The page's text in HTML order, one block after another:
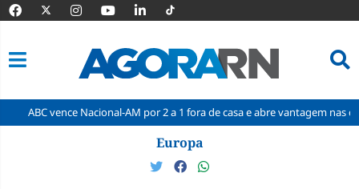
Nacional-AM por 2 a 1 fora de casa e abre vantagem nas quartas
Europa